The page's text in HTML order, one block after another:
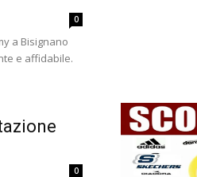
0
a Bisignano
e affidabile.
0